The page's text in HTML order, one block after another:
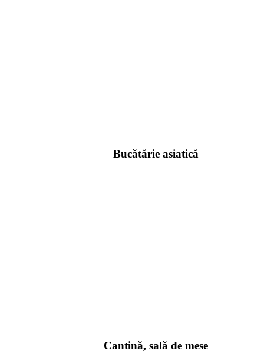
Bucătărie asiatică
Cantină, sală de mese